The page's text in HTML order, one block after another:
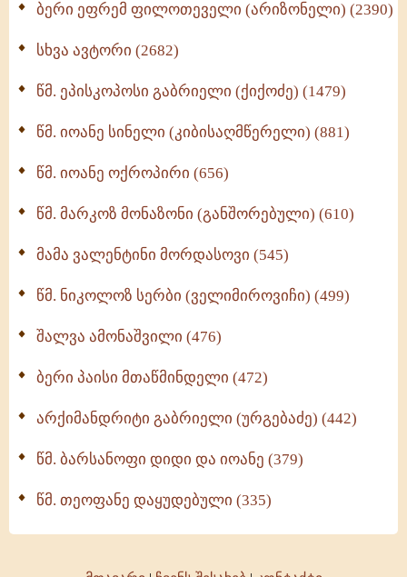
სულიერი ცხოვრების სახელმძღვანელო -
ნაწილი II (369)
ბერი ეფრემ ფილოთეველი (არიზონელი) (2390)
სხვა ავტორი (2682)
წმ. ეპისკოპოსი გაბრიელი (ქიქოძე) (1479)
წმ. იოანე სინელი (კიბისაღმწერელი) (881)
წმ. იოანე ოქროპირი (656)
წმ. მარკოზ მონაზონი (განშორებული) (610)
მამა ვალენტინი მორდასოვი (545)
წმ. ნიკოლოზ სერბი (ველიმიროვიჩი) (499)
შალვა ამონაშვილი (476)
ბერი პაისი მთაწმინდელი (472)
არქიმანდრიტი გაბრიელი (ურგებაძე) (442)
წმ. ბარსანოფი დიდი და იოანე (379)
წმ. თეოფანე დაყუდებული (335)